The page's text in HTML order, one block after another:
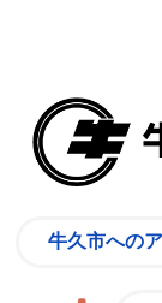
牛久市への